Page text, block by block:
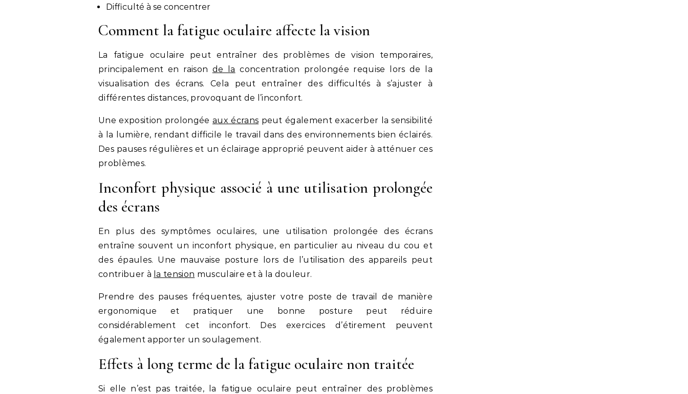
Difficulté à se concentrer
Comment la fatigue oculaire affecte la vision
La fatigue oculaire peut entraîner des problèmes de vision temporaires,
principalement en raison de la concentration prolongée requise lors de la
visualisation des écrans. Cela peut entraîner des difficultés à s’ajuster à
différentes distances, provoquant de l’inconfort.
Une exposition prolongée aux écrans peut également exacerber la sensibilité
à la lumière, rendant difficile le travail dans des environnements bien éclairés.
Des pauses régulières et un éclairage approprié peuvent aider à atténuer ces
problèmes.
Inconfort physique associé à une utilisation prolongée
des écrans
En plus des symptômes oculaires, une utilisation prolongée des écrans
entraîne souvent un inconfort physique, en particulier au niveau du cou et
des épaules. Une mauvaise posture lors de l’utilisation des appareils peut
contribuer à la tension musculaire et à la douleur.
Prendre des pauses fréquentes, ajuster votre poste de travail de manière
ergonomique et pratiquer une bonne posture peut réduire
considérablement cet inconfort. Des exercices d’étirement peuvent
également apporter un soulagement.
Effets à long terme de la fatigue oculaire non traitée
Si elle n’est pas traitée, la fatigue oculaire peut entraîner des problèmes